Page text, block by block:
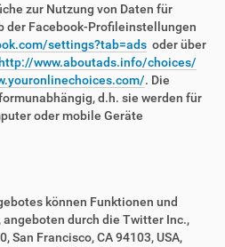
zur Nutzung von Daten für
der Facebook-Profileinstellungen
settings?tab=ads oder über
http://www.aboutads.info/choices/
. Die
d.h. sie werden für
oder mobile Geräte
können Funktionen und
durch die Twitter Inc.,
San Francisco, CA 94103, USA,